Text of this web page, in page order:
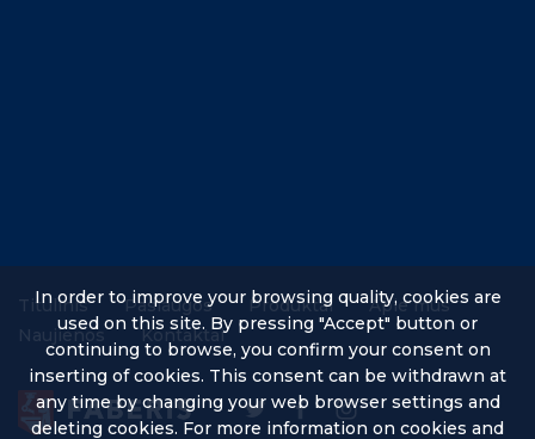
Titulinis Paslaugos Produktai
Apie mus
Naujienos
Kontaktai
In order to improve your browsing quality, cookies are
used on this site. By pressing "Accept" button or
continuing to browse, you confirm your consent on
inserting of cookies. This consent can be withdrawn at
any time by changing your web browser settings and
deleting cookies. For more information on cookies and